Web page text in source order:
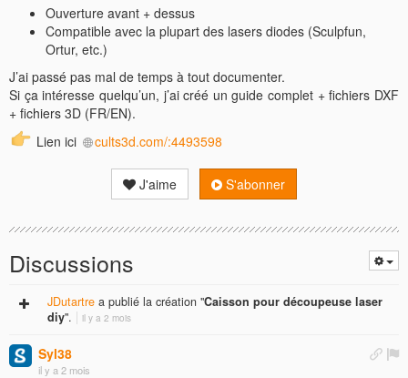
Ouverture avant + dessus
Compatible avec la plupart des lasers diodes (Sculpfun,
Ortur, etc.)
J’ai passé pas mal de temps à tout documenter.
Si ça intéresse quelqu’un, j’ai créé un guide complet + fichiers DXF
+ fichiers 3D (FR/EN).
Lien ici
cults3d.com/:4493598
J'aime S'abonner
Discussions
JDutartre a publié la création "Caisson pour découpeuse laser
diy". il y a 2 mois
Syl38
il y a 2 mois